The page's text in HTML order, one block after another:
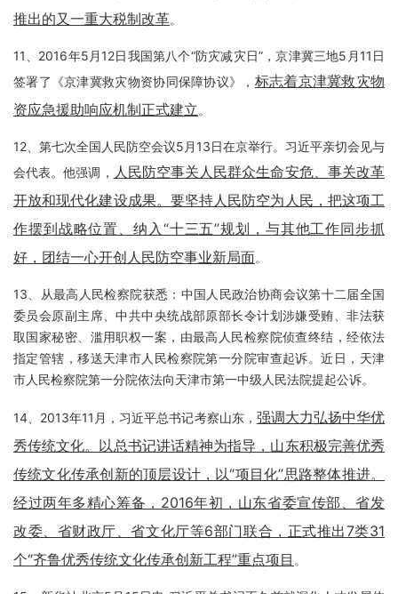
推出的又一重大税制改革。
11、2016年5月12日我国第八个“防灾减灾日”，京津冀三地5月11日
签署了《京津冀救灾物资协同保障协议》， 标志着京津冀救灾物
资应急援助响应机制正式建立。
12、第七次全国人民防空会议5月13日在京举行。习近平亲切会见与
会代表。他强调， 人民防空事关人民群众生命安危、事关改革
开放和现代化建设成果。要坚持人民防空为人民，把这项工
作摆到战略位置、纳入“十三五”规划，与其他工作同步抓
好，团结一心开创人民防空事业新局面。
13、从最高人民检察院获悉：中国人民政治协商会议第十二届全国
委员会原副主席、中共中央统战部原部长令计划涉嫌受贿、非法获
取国家秘密、滥用职权一案，由最高人民检察院侦查终结，经依法
指定管辖，移送天津市人民检察院第一分院审查起诉。近日，天津
市人民检察院第一分院依法向天津市第一中级人民法院提起公诉。
14、2013年11月，习近平总书记考察山东， 强调大力弘扬中华优
秀传统文化。以总书记讲话精神为指导，山东积极完善优秀
传统文化传承创新的顶层设计，以“项目化”思路整体推进。
经过两年多精心筹备，2016年初，山东省委宣传部、省发
改委、省财政厅、省文化厅等6部门联合，正式推出7类31
个“齐鲁优秀传统文化传承创新工程”重点项目 。